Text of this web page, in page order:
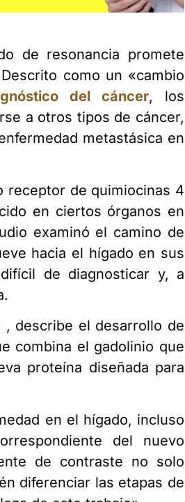
de resonancia promete
como un «cambio
del cáncer, los
a otros tipos de cáncer,
metastásica en
receptor de quimiocinas 4
en ciertos órganos en
examinó el camino de
hacia el hígado en sus
de diagnosticar y, a
, describe el desarrollo de
combina el gadolinio que
proteína diseñada para
en el hígado, incluso
del nuevo
de contraste no solo
diferenciar las etapas de